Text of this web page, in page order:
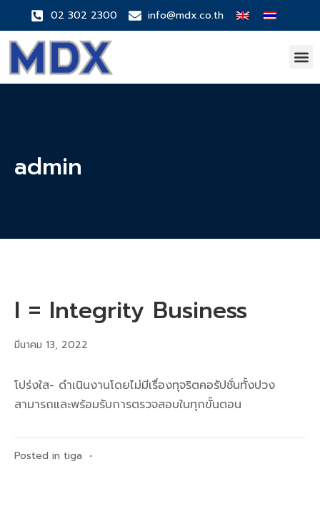
02 302 2300 info@mdx.co.th
admin
I = Integrity Business
มีนาคม 13, 2022
โปร่งใส- ดำเนินงานโดยไม่มีเรื่องทุจริตคอรัปชั่นทั้งปวง
สามารถและพร้อมรับการตรวจสอบในทุกขั้นตอน
Posted in tiga •